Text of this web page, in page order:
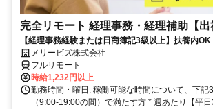
完全リモート 経理事務・経理補助【出
【経理事務経験または日商簿記3級以上】扶養内
完全在宅で育児・介護中の方も大歓迎♪
メリービズ株式会社
フルリモート
時給1,232円以上
勤務時間・曜日: 稼働可能な時間について、下記
（9:00-19:00の間）で満たす方 * 週あたり【平